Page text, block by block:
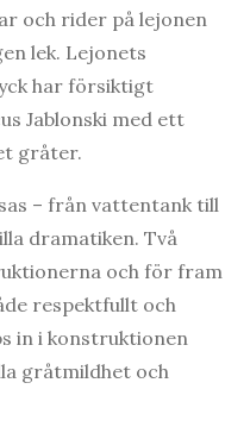
och rider på lejonen
lek. Lejonets
har försiktigt
Jablonski med ett
gråter.
– från vattentank till
dramatiken. Två
och för fram
respektfullt och
in i konstruktionen
gråtmildhet och